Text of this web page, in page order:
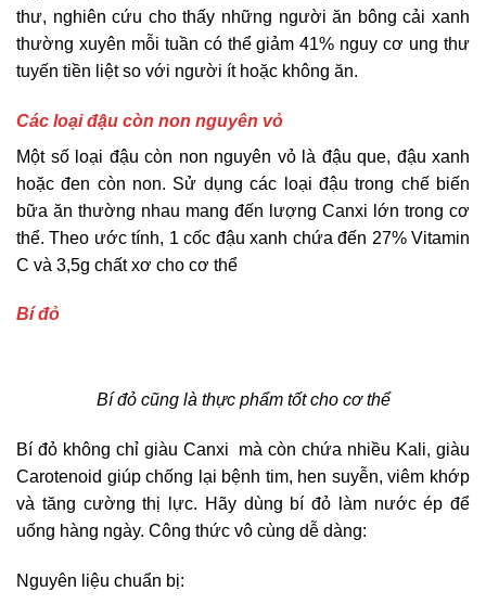
thư, nghiên cứu cho thấy những người ăn bông cải xanh
thường xuyên mỗi tuần có thể giảm 41% nguy cơ ung thư
tuyến tiền liệt so với người ít hoặc không ăn.
Các loại đậu còn non nguyên vỏ
Một số loại đậu còn non nguyên vỏ là đậu que, đậu xanh
hoặc đen còn non. Sử dụng các loại đậu trong chế biến
bữa ăn thường nhau mang đến lượng Canxi lớn trong cơ
thể. Theo ước tính, 1 cốc đậu xanh chứa đến 27% Vitamin
C và 3,5g chất xơ cho cơ thể
Bí đỏ
Bí đỏ cũng là thực phẩm tốt cho cơ thể
Bí đỏ không chỉ giàu Canxi mà còn chứa nhiều Kali, giàu
Carotenoid giúp chống lại bệnh tim, hen suyễn, viêm khớp
và tăng cường thị lực. Hãy dùng bí đỏ làm nước ép để
uống hàng ngày. Công thức vô cùng dễ dàng:
Nguyên liệu chuẩn bị: